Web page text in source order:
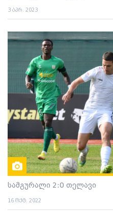
3 აპრ. 2023
სამგურალი 2:0 თელავი
16 ოქტ. 2022